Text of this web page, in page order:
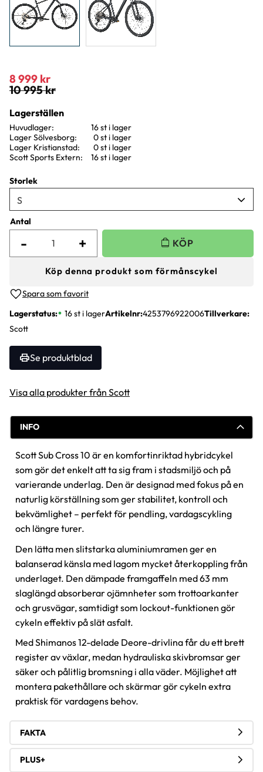
Nedsatt pris:
8 999 kr
Ordinarie pris:
10 995kr
Storlek
Antal
+
-
Lägg till i favoriter
Köp denna produkt som förmånscykel
Lagerstatus 16 st i lagerArtikelnr 4253796922006Tillverkare
Scott
Se produktblad
Lagerställen
Huvudlager
16 st i lager
Lager Sölvesborg
0 st i lager
Lager Kristianstad
0 st i lager
Scott Sports Extern
16 st i lager
Visa alla produkter från Scott
INFO
Scott Sub Cross 10 är en komfortinriktad hybridcykel
som gör det enkelt att ta sig fram i stadsmiljö och på
varierande underlag. Den är designad med fokus på en
naturlig körställning som ger stabilitet, kontroll och
bekvämlighet – perfekt för pendling, vardagscykling
och längre turer.
Den lätta men slitstarka aluminiumramen ger en
balanserad känsla med lagom mycket återkoppling från
underlaget. Den dämpade framgaffeln med 63 mm
slaglängd absorberar ojämnheter som trottoarkanter
och grusvägar, samtidigt som lockout-funktionen gör
cykeln effektiv på slät asfalt.
Med Shimanos 12-delade Deore-drivlina får du ett brett
register av växlar, medan hydrauliska skivbromsar ger
säker och pålitlig bromsning i alla väder. Möjlighet att
montera pakethållare och skärmar gör cykeln extra
praktisk för vardagens behov.
FAKTA
PLUS+